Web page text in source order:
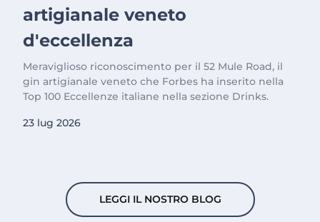
artigianale veneto
d'eccellenza
Meraviglioso riconoscimento per il 52 Mule Road, il
gin artigianale veneto che Forbes ha inserito nella
Top 100 Eccellenze italiane nella sezione Drinks.
23 lug 2026
LEGGI IL NOSTRO BLOG